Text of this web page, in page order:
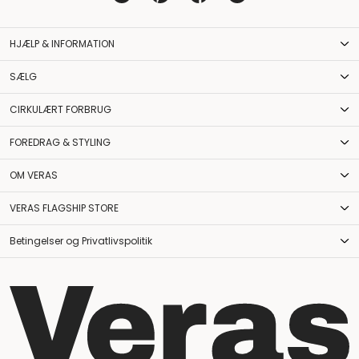
HJÆLP & INFORMATION
SÆLG
CIRKULÆRT FORBRUG
FOREDRAG & STYLING
OM VERAS
VERAS FLAGSHIP STORE
Betingelser og Privatlivspolitik